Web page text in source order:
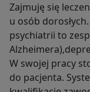
Zajmuję się
u osób
psychiatrii to
W swojej pracy
do pacjenta.